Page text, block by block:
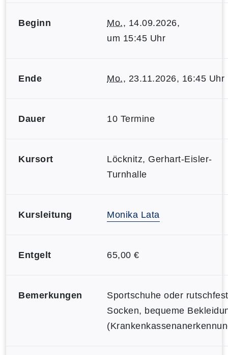
Beginn Mo., 14.09.2026,
um 15:45 Uhr
Ende Mo., 23.11.2026, 16:45 Uhr
Dauer 10 Termine
Kursort
Löcknitz, Gerhart-Eisler-
Turnhalle
Kursleitung Monika Lata
Entgelt 65,00 €
Bemerkungen
Sportschuhe oder
Socken, bequeme